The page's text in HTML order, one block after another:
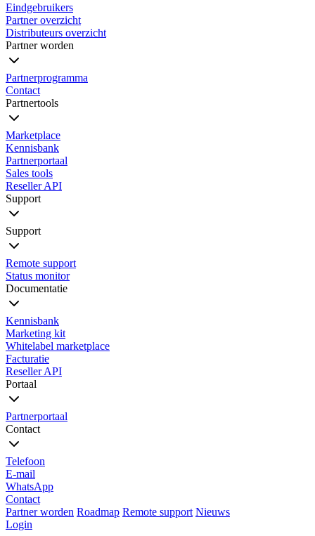
Eindgebruikers
Partner overzicht
Distributeurs overzicht
Partner worden
Partnerprogramma
Contact
Partnertools
Marketplace
Kennisbank
Partnerportaal
Sales tools
Reseller API
Support
Support
Remote support
Status monitor
Documentatie
Kennisbank
Marketing kit
Whitelabel marketplace
Facturatie
Reseller API
Portaal
Partnerportaal
Contact
Telefoon
E-mail
WhatsApp
Contact
Partner worden Roadmap Remote support Nieuws
Login